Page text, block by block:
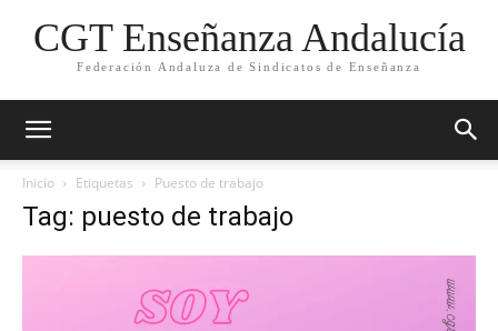
CGT Enseñanza Andalucía
Federación Andaluza de Sindicatos de Enseñanza
Inicio Etiquetas Puesto de trabajo
Tag: puesto de trabajo